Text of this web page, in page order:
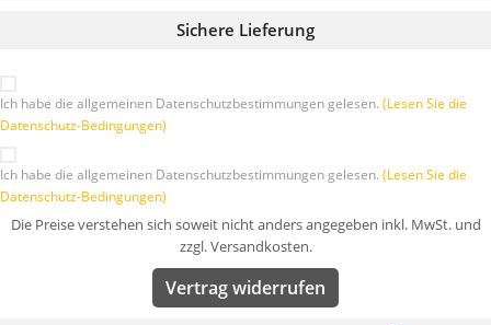
Sichere Lieferung
Ich habe die allgemeinen Datenschutzbestimmungen gelesen. (Lesen Sie die
Datenschutz-Bedingungen)
Ich habe die allgemeinen Datenschutzbestimmungen gelesen. (Lesen Sie die
Datenschutz-Bedingungen)
Die Preise verstehen sich soweit nicht anders angegeben inkl. MwSt. und
zzgl. Versandkosten.
Vertrag widerrufen